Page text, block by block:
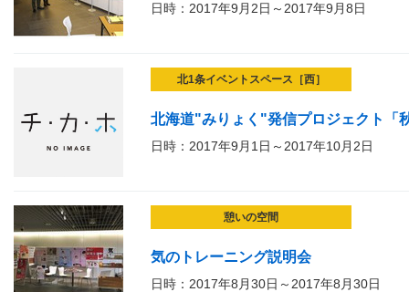
日時：2017年9月2日～2017年9月8日
北1条イベントスペース［西］
北海道"みりょく"発信プロジェクト「
日時：2017年9月1日～2017年10月2日
憩いの空間
気のトレーニング説明会
日時：2017年8月30日～2017年8月30日